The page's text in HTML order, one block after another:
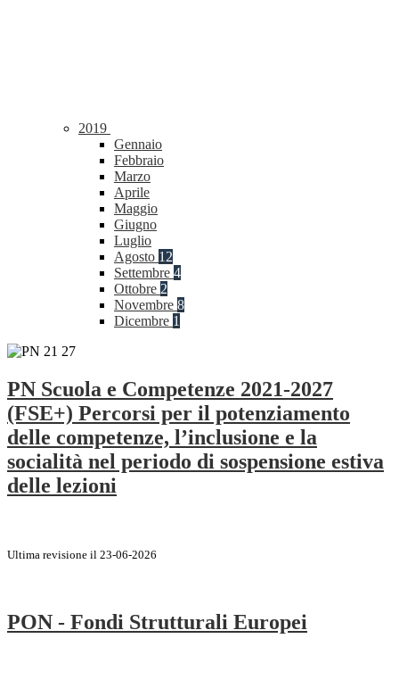
2019
Gennaio
Febbraio
Marzo
Aprile
Maggio
Giugno
Luglio
Agosto 12
Settembre 4
Ottobre 2
Novembre 8
Dicembre 1
PN Scuola e Competenze 2021-2027
(FSE+) Percorsi per il potenziamento
delle competenze, l’inclusione e la
socialità nel periodo di sospensione estiva
delle lezioni
Ultima revisione il 23-06-2026
PON - Fondi Strutturali Europei